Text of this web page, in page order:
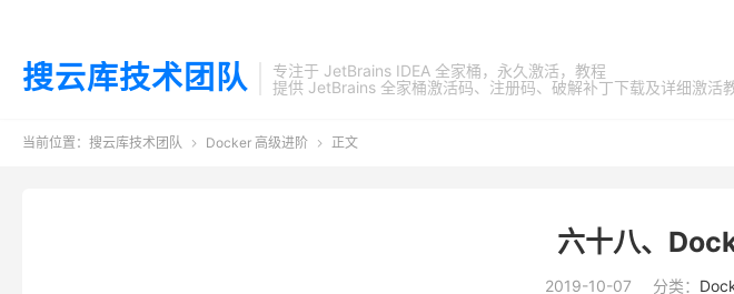
搜云库技术团队
专注于 JetBrains IDEA 全家桶，永久激活，教程
提供 JetBrains 全家桶激活码、注册码、破解补丁下载及详细激活
当前位置： 搜云库技术团队  Docker 高级进阶  正文
六十八、
2019-10-07 分类：